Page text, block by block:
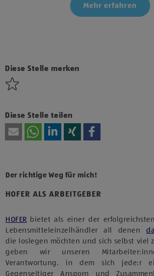
Mehr erfahren
Diese Stelle merken
Diese Stelle teilen
HOFER ALS ARBEITGEBER
Der richtige Weg für mich!
HOFER bietet als einer der
Lebensmitteleinzelhändler all denen
die loslegen möchten und sich selbst viel
geben wir unseren
Verantwortung, in dem sich jede:r
Gegenseitiger Ansporn und